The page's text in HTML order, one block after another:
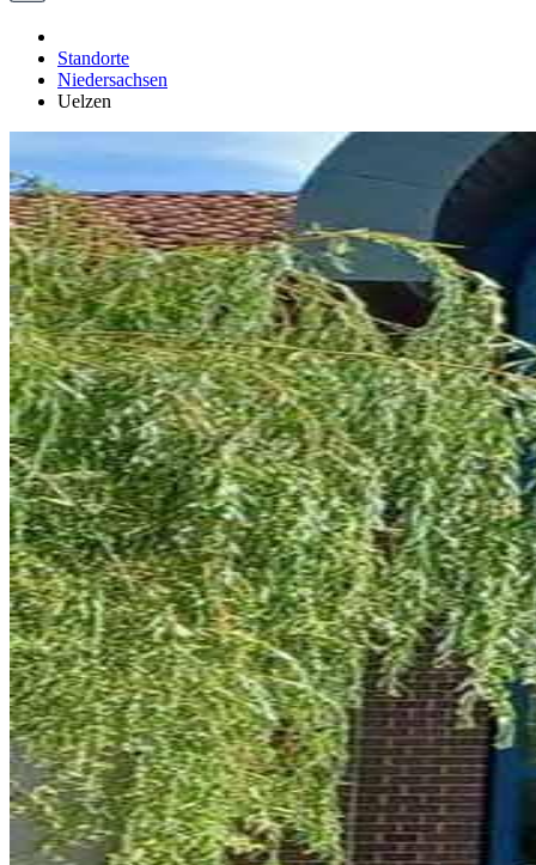
Standorte
Niedersachsen
Uelzen